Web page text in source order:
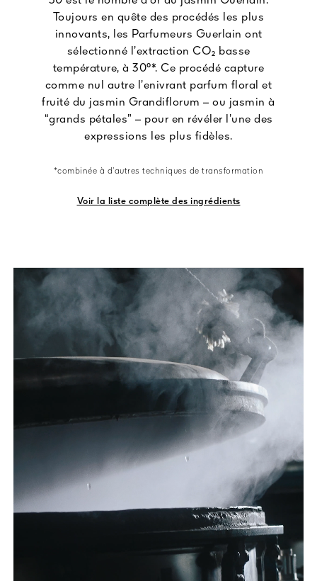
Toujours en quête des procédés les plus
innovants, les Parfumeurs Guerlain ont
sélectionné l’extraction CO₂ basse
température, à 30°*. Ce procédé capture
comme nul autre l’enivrant parfum floral et
fruité du jasmin Grandiflorum – ou jasmin à
“grands pétales” – pour en révéler l’une des
expressions les plus fidèles.
*combinée à d’autres techniques de transformation
Voir la liste complète des ingrédients